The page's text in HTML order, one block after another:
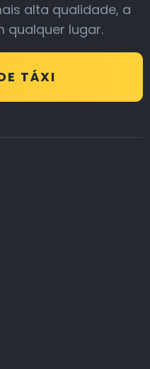
alta qualidade, a
qualquer lugar.
TÁXI